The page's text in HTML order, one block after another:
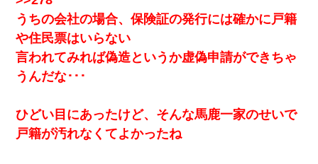
男だけどリベンジポノレノの被害者になって未だに人生が立ち直
せない
【衝撃】嫁父の会社に勤続１０年、手取り１４万 → 俺「２２万も
【衝撃】ヤンキー女に「サせて」って言った結果
うちの会社の場合、保険証の発行には確かに戸籍
や住民票はいらない
言われてみれば偽造というか虚偽申請ができちゃ
うんだな･･･
ひどい目にあったけど、そんな馬鹿一家のせいで
戸籍が汚れなくてよかったね